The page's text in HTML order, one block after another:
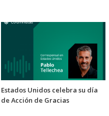
Estados Unidos celebra su día
de Acción de Gracias